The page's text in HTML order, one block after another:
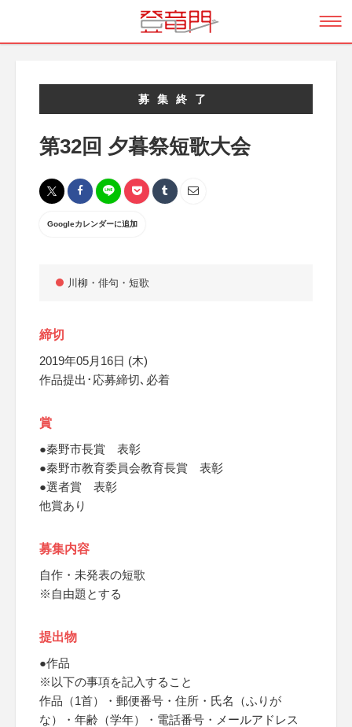
募集終了
第32回 夕暮祭短歌大会
Googleカレンダーに追加
川柳・俳句・短歌
締切
2019年05月16日 (木)
作品提出･応募締切､必着
賞
●秦野市長賞 表彰
●秦野市教育委員会教育長賞 表彰
●選者賞 表彰
他賞あり
募集内容
自作・未発表の短歌
※自由題とする
提出物
●作品
※以下の事項を記入すること
作品（1首）・郵便番号・住所・氏名（ふりが
な）・年齢（学年）・電話番号・メールアドレス